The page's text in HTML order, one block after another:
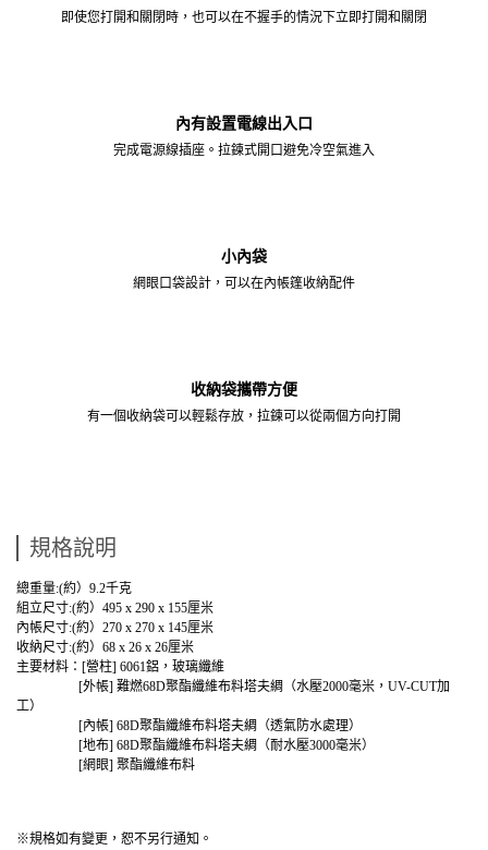
即使您打開和關閉時，也可以在不握手的情況下立即打開和關閉
內有設置電線出入口
完成電源線插座。 拉鍊式開口避免冷空氣進入
小內袋
網眼口袋設計，可以在內帳篷收納配件
收納袋攜帶方便
有一個收納袋可以輕鬆存放，拉鍊可以從兩個方向打開
規格說明
總重量:(約）9.2千克
組立尺寸:(約）495 x 290 x 155厘米
內帳尺寸:(約）270 x 270 x 145厘米
收納尺寸:(約）68 x 26 x 26厘米
主要材料：[營柱] 6061鋁，玻璃纖維
[外帳] 難燃68D聚酯纖維布料塔夫綢（水壓2000毫米，UV-CUT加
工）
[內帳] 68D聚酯纖維布料塔夫綢 （透氣防水處理）
[地布] 68D聚酯纖維布料塔夫綢 （耐水壓3000毫米）
[網眼] 聚酯纖維布料
※規格如有變更，恕不另行通知。